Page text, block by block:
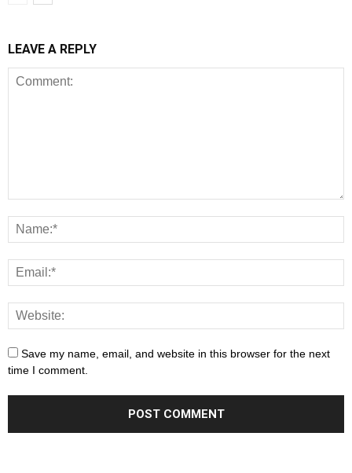
LEAVE A REPLY
Save my name, email, and website in this browser for the next
time I comment.